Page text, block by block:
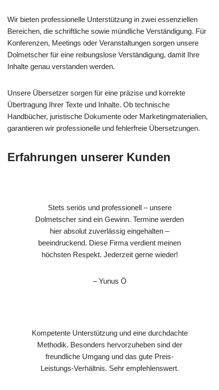
Wir bieten professionelle Unterstützung in zwei essenziellen
Bereichen, die schriftliche sowie mündliche Verständigung. Für
Konferenzen, Meetings oder Veranstaltungen sorgen unsere
Dolmetscher für eine reibungslose Verständigung, damit Ihre
Inhalte genau verstanden werden.
Unsere Übersetzer sorgen für eine präzise und korrekte
Übertragung Ihrer Texte und Inhalte. Ob technische
Handbücher, juristische Dokumente oder Marketingmaterialien,
garantieren wir professionelle und fehlerfreie Übersetzungen.
Erfahrungen unserer Kunden
Stets seriös und professionell – unsere
Dolmetscher sind ein Gewinn. Termine werden
hier absolut zuverlässig eingehalten –
beeindruckend. Diese Firma verdient meinen
höchsten Respekt. Jederzeit gerne wieder!
– Yunus Ö
Kompetente Unterstützung und eine durchdachte
Methodik. Besonders hervorzuheben sind der
freundliche Umgang und das gute Preis-
Leistungs-Verhältnis. Sehr empfehlenswert.